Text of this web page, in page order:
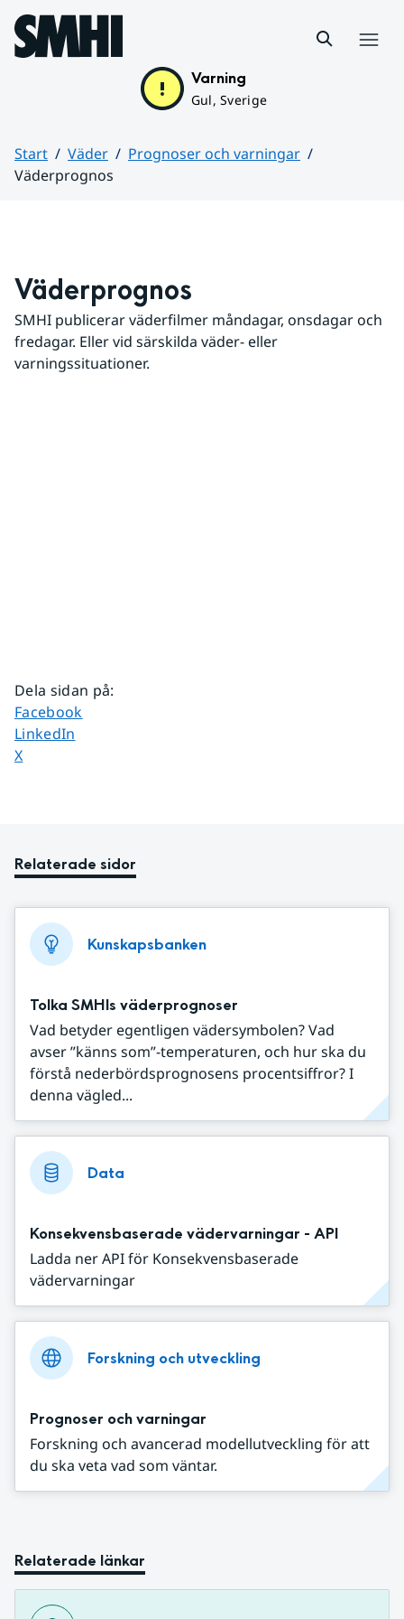
Hoppa till sidans innehåll
Varning
Gul, Sverige
Start Väder
Prognoser och varningar
Väderprognos
Väderprognos
SMHI publicerar väderfilmer måndagar, onsdagar och
fredagar. Eller vid särskilda väder- eller
varningssituationer.
Dela sidan på:
Dela sidan på
Facebook
Dela sidan på
LinkedIn
Dela sidan på
X
Relaterade sidor
Kunskapsbanken
Tolka SMHIs väderprognoser
Vad betyder egentligen vädersymbolen? Vad
avser ”känns som”-temperaturen, och hur ska du
förstå nederbördsprognosens procentsiffror? I
denna vägled...
Data
Konsekvensbaserade vädervarningar - API
Ladda ner API för Konsekvensbaserade
vädervarningar
Forskning och utveckling
Prognoser och varningar
Forskning och avancerad modellutveckling för att
du ska veta vad som väntar.
Relaterade länkar